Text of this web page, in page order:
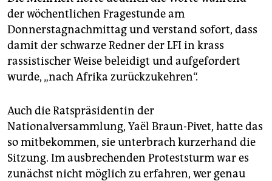
der wöchentlichen Fragestunde am
Donnerstagnachmittag und verstand sofort, dass
damit der schwarze Redner der LFI in krass
rassistischer Weise beleidigt und aufgefordert
wurde, „nach Afrika zurückzukehren“.
Auch die Ratspräsidentin der
Nationalversammlung, Yaël Braun-Pivet, hatte das
so mitbekommen, sie unterbrach kurzerhand die
Sitzung. Im ausbrechenden Proteststurm war es
zunächst nicht möglich zu erfahren, wer genau